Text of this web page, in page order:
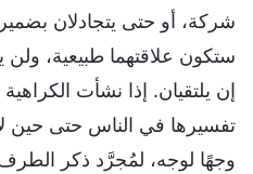
شركة، أو حتى يتجادلان بضمير
ستكون علاقتهما طبيعية، ولن
إن يلتقيان. إذا نشأت
تفسيرها في الناس حتى حين
وجهًا لوجه، لمُجرَّد ذكر